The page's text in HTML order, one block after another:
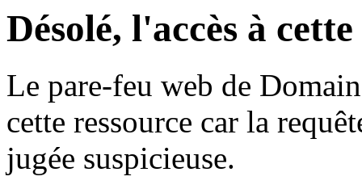
Désolé, l'accès à
Le pare-feu web de
cette ressource car la
jugée suspicieuse.